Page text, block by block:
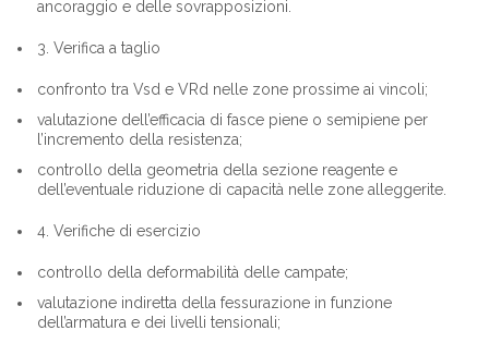
ancoraggio e delle sovrapposizioni.
3. Verifica a taglio
confronto tra Vsd e VRd nelle zone prossime ai vincoli;
valutazione dell’efficacia di fasce piene o semipiene per
l’incremento della resistenza;
controllo della geometria della sezione reagente e
dell’eventuale riduzione di capacità nelle zone alleggerite.
4. Verifiche di esercizio
controllo della deformabilità delle campate;
valutazione indiretta della fessurazione in funzione
dell’armatura e dei livelli tensionali;